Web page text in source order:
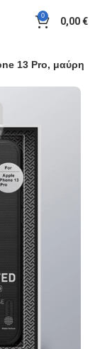
0 0,00€
13 Pro, μαύρη